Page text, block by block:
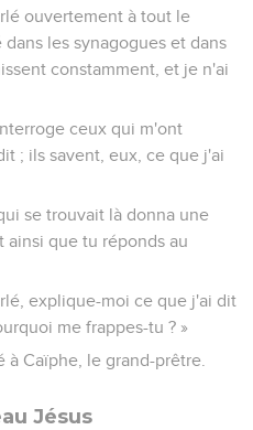
ouvertement à tout le
les synagogues et dans
constamment, et je n'ai
ceux qui m'ont
; ils savent, eux, ce que j'ai
se trouvait là donna une
ainsi que tu réponds au
explique-moi ce que j'ai dit
me frappes-tu ? »
Caïphe, le grand-prêtre.
Jésus